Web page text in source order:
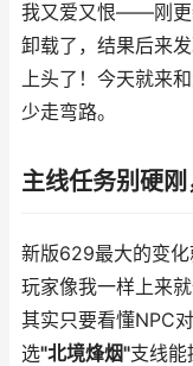
我又爱又恨——刚更
卸载了，结果后来
上头了！今天就来
少走弯路。
主线任务别硬
新版629最大的变
玩家像我一样上来
其实只要看懂NPC
选"北境烽烟"支线能